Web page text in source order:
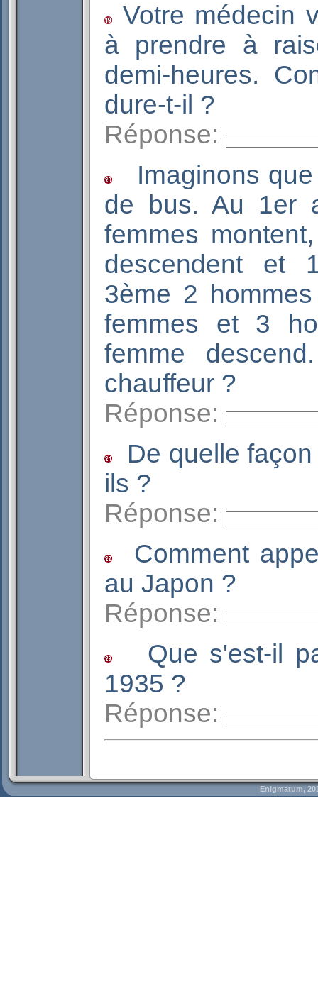
Votre médecin
à prendre à
demi-heures.
dure-t-il ?
Réponse:
Imaginons que
de bus. Au 1er
femmes
descendent et
3ème 2
femmes et 3
femme
chauffeur ?
Réponse:
De quelle
ils ?
Réponse:
Comment
au Japon ?
Réponse:
Que s'est-il
1935 ?
Réponse:
Enigmatum,